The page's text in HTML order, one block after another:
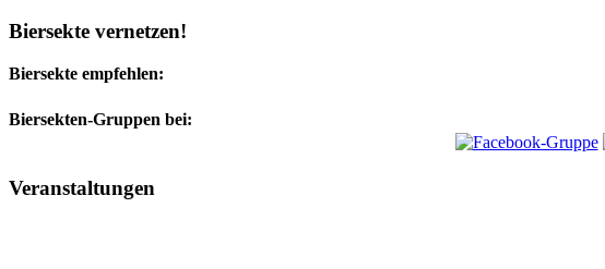
Biersekte vernetzen!
Biersekte empfehlen:
Biersekten-Gruppen bei:
Veranstaltungen